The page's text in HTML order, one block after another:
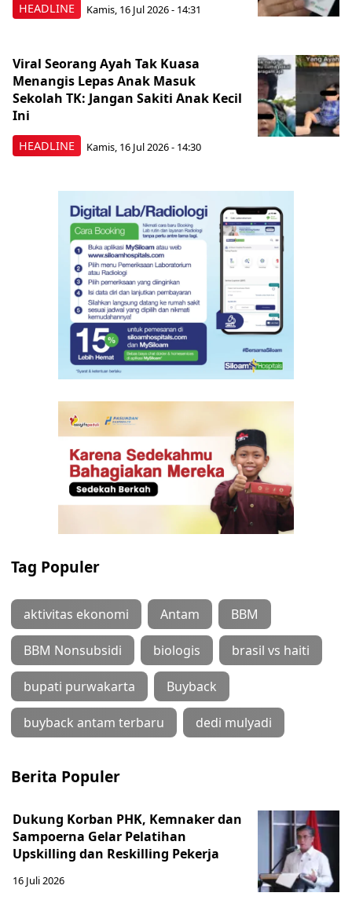
HEADLINE Kamis, 16 Jul 2026 - 14:31
HEADLINE
Viral Seorang Ayah Tak Kuasa
Menangis Lepas Anak Masuk
Sekolah TK: Jangan Sakiti Anak Kecil
Ini
Kamis, 16 Jul 2026 - 14:30
Tag Populer
aktivitas ekonomi Antam BBM
BBM Nonsubsidi biologis brasil vs haiti
bupati purwakarta Buyback
buyback antam terbaru dedi mulyadi
Berita Populer
Dukung Korban PHK, Kemnaker dan
Sampoerna Gelar Pelatihan
Upskilling dan Reskilling Pekerja
16 Juli 2026